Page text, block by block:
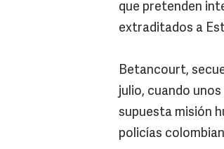
que pretenden
extraditados a
Betancourt,
julio, cuando
supuesta misión
policías